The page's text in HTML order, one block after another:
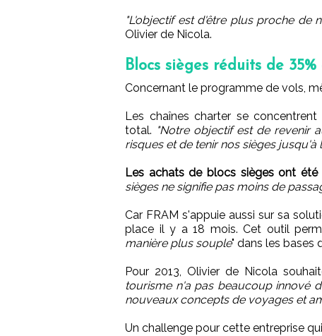
"L'objectif est d'être plus proche de
Olivier de Nicola.
Blocs sièges réduits de 35%
Concernant le programme de vols,
Les chaînes charter se
total. "Notre objectif est de revenir
risques et de tenir nos sièges
Les achats de blocs sièges ont été
sièges ne signifie pas moins de
Car FRAM s'appuie aussi sur sa
place il y a 18 mois. Cet outil
manière plus souple" dans les bases
Pour 2013, Olivier de Nicola
tourisme n'a pas beaucoup innové
nouveaux concepts de voyages et
Un challenge pour cette entreprise